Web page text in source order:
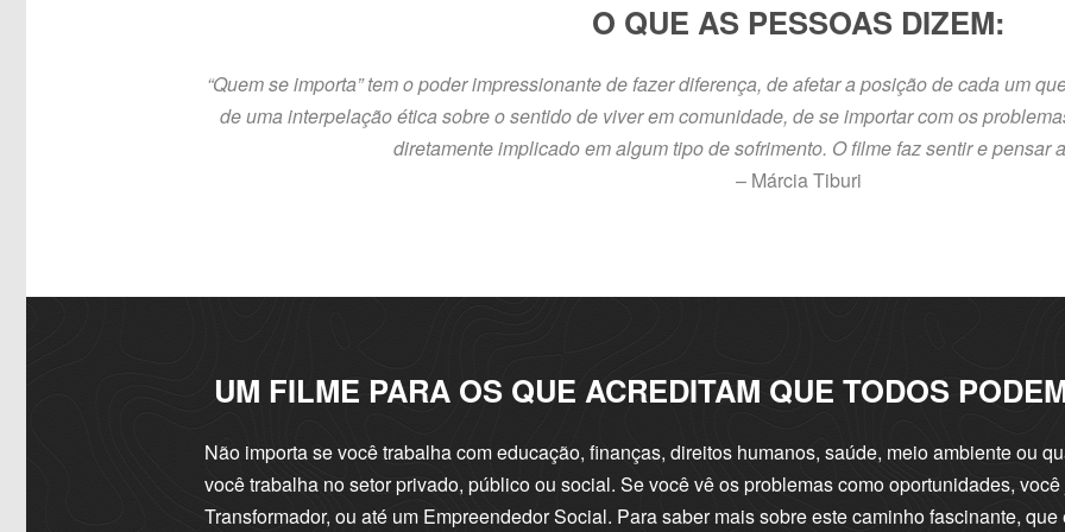
O QUE AS PESSOAS DIZEM:
“Quem se importa” tem o poder impressionante de fazer diferença, de afetar a posição de cada um
de uma interpelação ética sobre o sentido de viver em comunidade, de se importar com os
diretamente implicado em algum tipo de sofrimento. O filme faz sentir e pensar
– Márcia Tiburi
UM FILME PARA OS QUE ACREDITAM QUE TODOS
Não importa se você trabalha com educação, finanças, direitos humanos, saúde, meio ambiente ou
você trabalha no setor privado, público ou social. Se você vê os problemas como oportunidades,
Transformador, ou até um Empreendedor Social. Para saber mais sobre este caminho fascinante,